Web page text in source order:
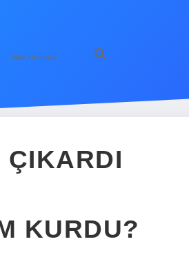
Hakkımızda
ÇIKARDI
KURDU?